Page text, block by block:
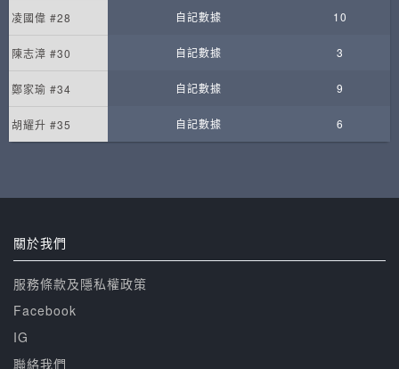
凌國偉 #28 自記數據 10
陳志漳 #30 自記數據 3
鄭家瑜 #34 自記數據 9
胡耀升 #35 自記數據 6
關於我們
服務條款及隱私權政策
Facebook
IG
聯絡我們